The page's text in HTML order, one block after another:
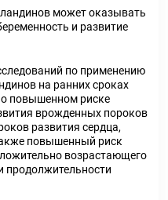
может оказывать
и развитие
по применению
на ранних сроках
о повышенном риске
врожденных пороков
развития сердца,
повышенный риск
возрастающего
продолжительности